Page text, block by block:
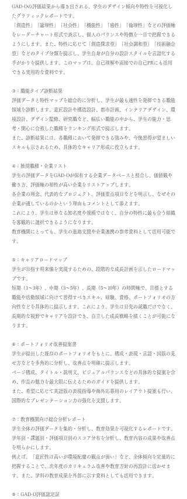
GAD-Oの評価結果から導き出される、学生のデザイン傾向や特性を可視化し
たグラフィックレポートです。
「創造性」「論理性」「社会性」「機能性」「感性」「倫理性」などの評価軸
をレーダーチャート形式で表示し、個人のバランスや特徴を一目で把握できる
ようにします。また、特性に応じて「創造探求型」「社会調和型」「技術融合
型」などのタイプ分類を提示し、学生自身が自分の設計スタイルを言語化する
手がかりを提供します。このマップは、自己理解や面接での自己PRにも活用
できる実用的な資料です。
③：職能タイプ診断結果
評価データと特性マップを総合的に分析し、学生が最も適性を発揮できる職能
領域を診断します。意匠設計や構造設計、都市計画、インテリアデザイン、環
境設計、デザイン監修、研究職など、幅広い職能の中から、学生の能力・思
考・関心に合致した職種をランキング形式で提示します。
また、診断結果には、各職種において発揮できる強みや、今後習得が望ましい
スキルも示されるため、具体的なキャリア形成に役立ちます。
④：推奨職種・企業リスト
学生の評価データをGAD-Oが保有する企業データベースと照合し、価値観や
働き方、評価軸の相性が高い企業をリストアップします。
各企業の理念、代表的なプロジェクト、評価重点項目などを明示し、なぜその
企業が適しているのかという理由もコメントとして添えます。
これにより、学生は単なる知名度や規模ではなく、自分の特性に最も合う組織
を客観的に選択できるようになります。
教育機関にとっても、学生の進路支援や企業連携の参考資料として活用可能で
す。
⑤：キャリアロードマップ
学生が目指す将来像を実現するための、段階的な成長計画を示したロードマッ
プです。
短期（1〜3年）、中期（3〜5年）、長期（5〜10年）の時間軸で、目標とする
職能や活動領域に向けて習得すべきスキル、経験、資格、ポートフォリオの方
向性などを具体的に提示します。これにより、学生は目先の就職だけでなく、
長期的な視野でキャリアを設計でき、自立した成長戦略を描くことが可能にな
ります。
⑥：ポートフォリオ改善提案書
学生が提出した既存のポートフォリオをもとに、構成・表現・言語・図版の見
せ方などを多角的に分析し、改善点を明確に提示します。
ページ構成、タイトル・説明文、ビジュアルバランスなどの具体的な提案を含
め、作品の魅力を最大限に伝えるためのガイドを提供します。
また、希望に応じて英語版の表現指導や海外応募用のレイアウト提案も行い、
国際的なプレゼンテーション力の強化を支援します。
⑦：教育機関向け総合分析レポート
学生全体の評価データを集約・分析し、教育効果を可視化するレポートです。
学年別・課題別・評価項目別のスコア分布を分析し、教育内容の成果や改善点
を明らかにします。
例えば、「意匠性は高いが環境配慮の観点が弱い」など、全体傾向を定量的に
把握することで、次年度のカリキュラム改善や教育方針の再設計に活かせま
す。また、学科の教育成果を外部に示す資料としても活用できます。
⑧：GAD-O評価認定証